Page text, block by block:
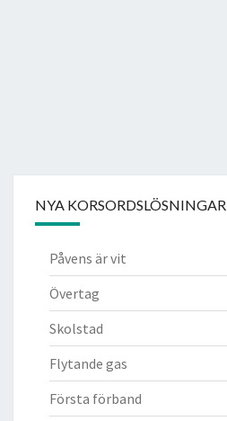
NYA KORSORDSLÖSNINGAR
Påvens är vit
Övertag
Skolstad
Flytande gas
Första förband